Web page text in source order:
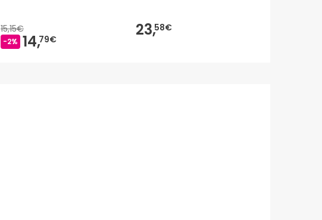
15,15€
-2% 14,79€ 23,58€